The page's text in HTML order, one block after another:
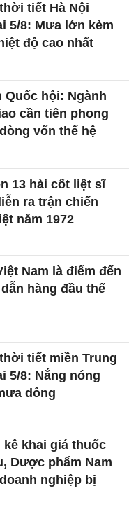
tiết Hà Nội
5/8: Mưa lớn kèm
độ cao nhất
Quốc hội: Ngành
cần tiên phong
vốn thế hệ
13 hài cốt liệt sĩ
ra trận chiến
năm 1972
Nam là điểm đến
hàng đầu thế
tiết miền Trung
5/8: Nắng nóng
dông
kê khai giá thuốc
Dược phẩm Nam
nghiệp bị